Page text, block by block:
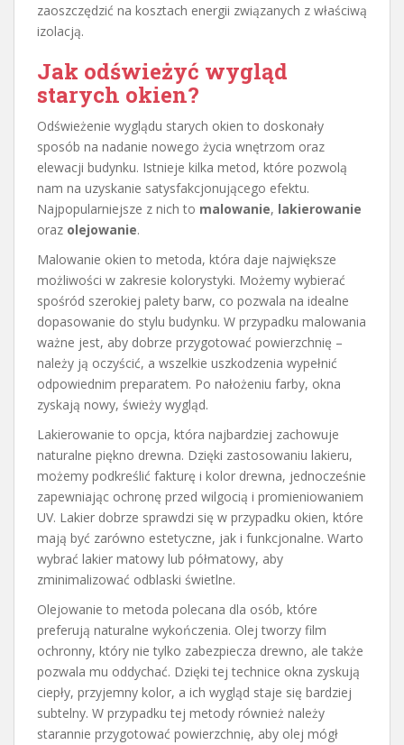
zaoszczędzić na kosztach energii związanych z właściwą
izolacją.
Jak odświeżyć wygląd
starych okien?
Odświeżenie wyglądu starych okien to doskonały
sposób na nadanie nowego życia wnętrzom oraz
elewacji budynku. Istnieje kilka metod, które pozwolą
nam na uzyskanie satysfakcjonującego efektu.
Najpopularniejsze z nich to malowanie, lakierowanie
oraz olejowanie.
Malowanie okien to metoda, która daje największe
możliwości w zakresie kolorystyki. Możemy wybierać
spośród szerokiej palety barw, co pozwala na idealne
dopasowanie do stylu budynku. W przypadku malowania
ważne jest, aby dobrze przygotować powierzchnię –
należy ją oczyścić, a wszelkie uszkodzenia wypełnić
odpowiednim preparatem. Po nałożeniu farby, okna
zyskają nowy, świeży wygląd.
Lakierowanie to opcja, która najbardziej zachowuje
naturalne piękno drewna. Dzięki zastosowaniu lakieru,
możemy podkreślić fakturę i kolor drewna, jednocześnie
zapewniając ochronę przed wilgocią i promieniowaniem
UV. Lakier dobrze sprawdzi się w przypadku okien, które
mają być zarówno estetyczne, jak i funkcjonalne. Warto
wybrać lakier matowy lub półmatowy, aby
zminimalizować odblaski świetlne.
Olejowanie to metoda polecana dla osób, które
preferują naturalne wykończenia. Olej tworzy film
ochronny, który nie tylko zabezpiecza drewno, ale także
pozwala mu oddychać. Dzięki tej technice okna zyskują
ciepły, przyjemny kolor, a ich wygląd staje się bardziej
subtelny. W przypadku tej metody również należy
starannie przygotować powierzchnię, aby olej mógł